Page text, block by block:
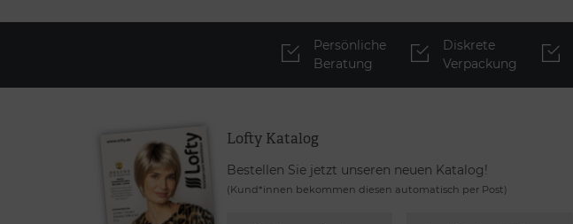
Persönliche
Beratung
Diskrete
Verpackung
Lofty Katalog
Bestellen Sie jetzt unseren neuen Katalog!
(Kund*innen bekommen diesen automatisch per Post)